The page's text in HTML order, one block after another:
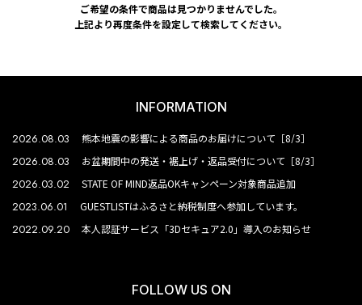
ご希望の条件で商品は見つかりませんでした。
上記より再度条件を設定して検索してください。
INFORMATION
2026.08.03 熊本地震の影響による商品のお届けについて［8/3］
2026.08.03 お盆期間中の発送・裾上げ・返品受付について［8/3］
2026.03.02 STATE OF MIND返品OKキャンペーン対象商品追加
2023.06.01 GUESTLISTはふるさと納税制度へ参加しています。
2022.09.20 本人認証サービス「3Dセキュア2.0」導入のお知らせ
FOLLOW US ON